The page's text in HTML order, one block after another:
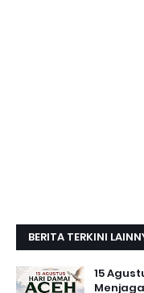
BERITA TERKINI
15